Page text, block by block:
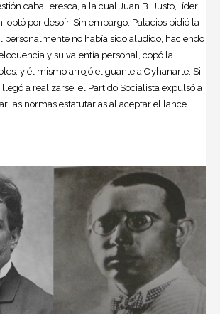
caballeresca, a la cual Juan B. Justo, líder
optó por desoír. Sin embargo, Palacios pidió la
personalmente no había sido aludido, haciendo
y su valentía personal, copó la
y él mismo arrojó el guante a Oyhanarte. Si
a realizarse, el Partido Socialista expulsó a
las normas estatutarias al aceptar el lance.